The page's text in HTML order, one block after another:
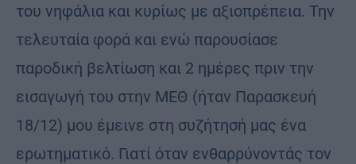
του νηφάλια και κυρίως με αξιοπρέπεια. Την
τελευταία φορά και ενώ παρουσίασε
παροδική βελτίωση και 2 ημέρες πριν την
εισαγωγή του στην ΜΕΘ (ήταν Παρασκευή
18/12) μου έμεινε στη συζήτησή μας ένα
ερωτηματικό. Γιατί όταν ενθαρρύνοντάς τον